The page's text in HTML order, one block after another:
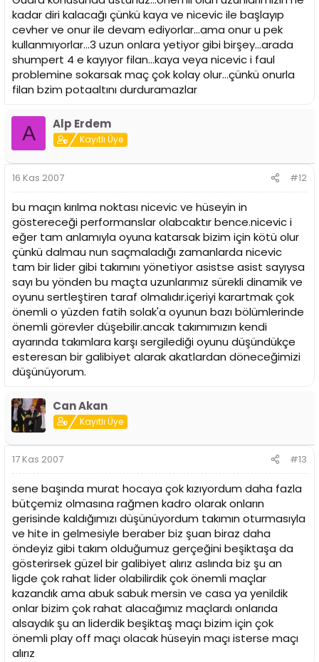
kadar diri kalacağı çünkü kaya ve nicevic ile başlayıp
cevher ve onur ile devam ediyorlar...ama onur u pek
kullanmıyorlar...3 uzun onlara yetiyor gibi birşey...arada
shumpert 4 e kayıyor filan...kaya veya nicevic i faul
problemine sokarsak maç çok kolay olur...çünkü onurla
filan bzim potaaltını durduramazlar
A Alp Erdem
Kayıtlı Üye
16 Kas 2007 #12
bu maçın kırılma noktası nicevic ve hüseyin in
göstereceği performanslar olabcaktır bence.nicevic i
eğer tam anlamıyla oyuna katarsak bizim için kötü olur
çünkü dalmau nun saçmaladığı zamanlarda nicevic
tam bir lider gibi takımını yönetiyor asistse asist sayıysa
sayı bu yönden bu maçta uzunlarımız sürekli dinamik ve
oyunu sertleştiren taraf olmalıdır.içeriyi karartmak çok
önemli o yüzden fatih solak'a oyunun bazı bölümlerinde
önemli görevler düşebilir.ancak takımımızın kendi
ayarında takımlara karşı sergilediği oyunu düşündükçe
esteresan bir galibiyet alarak akatlardan döneceğimizi
düşünüyorum.
Can Akan
Kayıtlı Üye
17 Kas 2007 #13
sene başında murat hocaya çok kızıyordum daha fazla
bütçemiz olmasına rağmen kadro olarak onların
gerisinde kaldığımızı düşünüyordum takımın oturmasıyla
ve hite in gelmesiyle beraber biz şuan biraz daha
öndeyiz gibi takım olduğumuz gerçeğini beşiktaşa da
gösterirsek güzel bir galibiyet alırız aslında biz şu an
ligde çok rahat lider olabilirdik çok önemli maçlar
kazandık ama abuk sabuk mersin ve casa ya yenildik
onlar bizim çok rahat alacağımız maçlardı onlarıda
alsaydık şu an liderdik beşiktaş maçı bizim için çok
önemli play off maçı olacak hüseyin maçı isterse maçı
alırız